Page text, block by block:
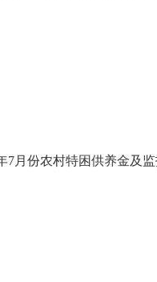
7月份农村特困供养金及